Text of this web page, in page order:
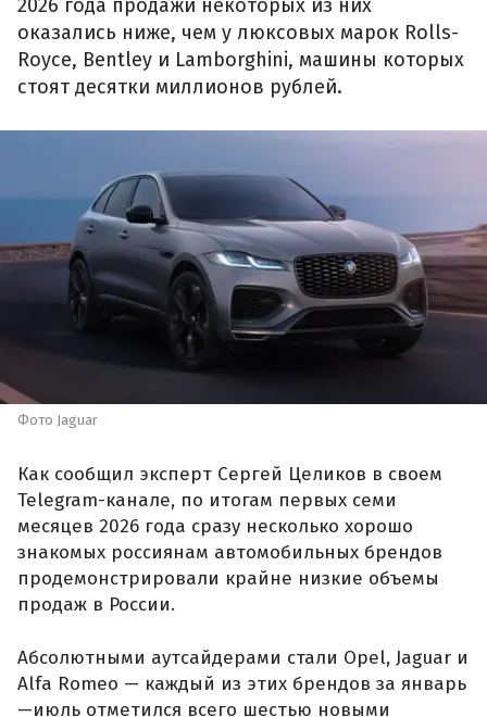
2026 года продажи некоторых из них
оказались ниже, чем у люксовых марок Rolls-
Royce, Bentley и Lamborghini, машины которых
стоят десятки миллионов рублей.
Фото Jaguar
Как сообщил эксперт Сергей Целиков в своем
Telegram-канале, по итогам первых семи
месяцев 2026 года сразу несколько хорошо
знакомых россиянам автомобильных брендов
продемонстрировали крайне низкие объемы
продаж в России.
Абсолютными аутсайдерами стали Opel, Jaguar и
Alfa Romeo — каждый из этих брендов за январь
—июль отметился всего шестью новыми